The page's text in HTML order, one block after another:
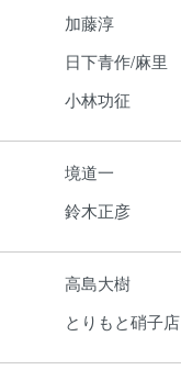
加藤淳
日下青作/麻里
小林功征
境道一
鈴木正彦
高島大樹
とりもと硝子店